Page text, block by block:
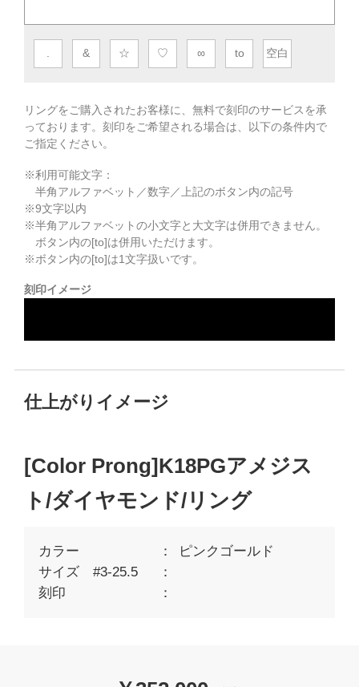
. & ☆ ♡ ∞ to 空白
リングをご購入されたお客様に、無料で刻印のサービスを承
っております。 刻印をご希望される場合は、以下の条件内で
ご指定ください。
※利用可能文字：
半角アルファベット／数字／上記のボタン内の記号
※9文字以内
※半角アルファベットの小文字と大文字は併用できません。
ボタン内の[to]は併用いただけます。
※ボタン内の[to]は1文字扱いです。
刻印イメージ
仕上がりイメージ
[Color Prong]K18PGアメジス
ト/ダイヤモンド/リング
カラー
ピンクゴールド
サイズ #3-25.5
刻印